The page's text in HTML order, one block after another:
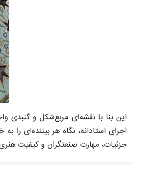
این بنا با نقشه‌ای مربع‌شکل و گنبدی
اجرای استادانه، نگاه هر بیننده‌ای
جزئیات، مهارت صنعتگران و کیفیت